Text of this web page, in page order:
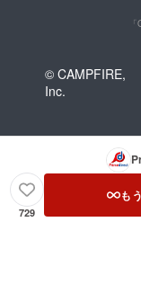
© CAMPFIRE,
Inc.
729
も